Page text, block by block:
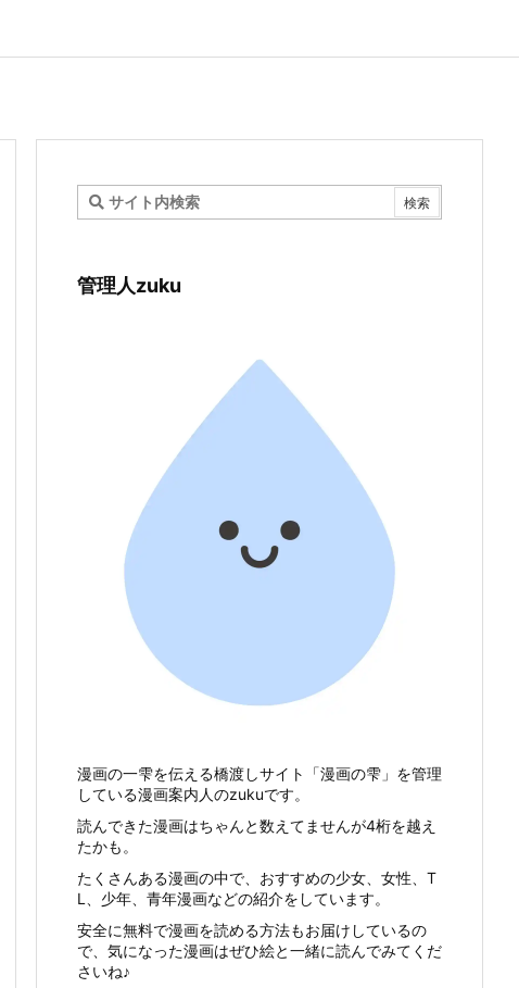
管理人zuku
漫画の一雫を伝える橋渡しサイト「漫画の雫」を管理
している漫画案内人のzukuです。
読んできた漫画はちゃんと数えてませんが4桁を越え
たかも。
たくさんある漫画の中で、おすすめの少女、女性、T
L、少年、青年漫画などの紹介をしています。
安全に無料で漫画を読める方法もお届けしているの
で、気になった漫画はぜひ絵と一緒に読んでみてくだ
さいね♪